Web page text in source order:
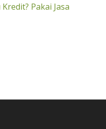
Pakai Jasa